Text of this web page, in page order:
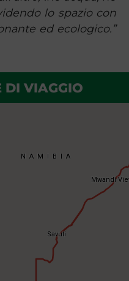
lo spazio con
ed ecologico.”
DI VIAGGIO